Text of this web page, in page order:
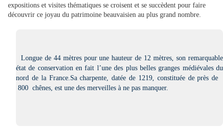
expositions et visites thématiques se croisent et se succèdent pour faire
découvrir ce joyau du patrimoine beauvaisien au plus grand nombre.
Longue de 44 mètres pour une hauteur de 12 mètres, son remarquable
état de conservation en fait l’une des plus belles granges médiévales du
nord de la France.Sa charpente, datée de 1219, constituée de près de
800 chênes, est une des merveilles à ne pas manquer.